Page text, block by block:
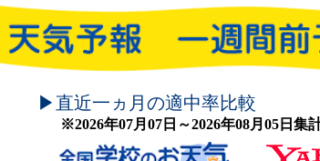
頑張れ！学校のお天気
▶直近一ヵ月の適中率比較
※2026年07月07日～2026年08月05日集